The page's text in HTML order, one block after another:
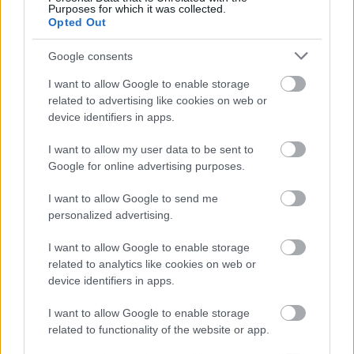
Purposes for which it was collected.
Opted Out
Google consents
I want to allow Google to enable storage
related to advertising like cookies on web or
device identifiers in apps.
I want to allow my user data to be sent to
Google for online advertising purposes.
I want to allow Google to send me
personalized advertising.
I want to allow Google to enable storage
related to analytics like cookies on web or
device identifiers in apps.
I want to allow Google to enable storage
related to functionality of the website or app.
ପୁଷ୍ଟିକର ତତ୍ତ୍ୱ ସ୍ଥୂଳତା, ମଧୁମେହ ଏବଂ କିଛି କର୍କଟ ରୋଗର ଆଶଙ୍କାକୁ
ହ୍ରାସ କରିପାରେ। ଏହାର ଫାଇବର ହଜମକୁ ସୁସ୍ଥ ରଖେ, ଏବଂ
ଆଣ୍ଟିଅକ୍ସିଡାଣ୍ଟ ଅକ୍ସିଡେଟିଭ ଚାପ ସହିତ ଲଢ଼ିଥାଏ।
ଡାଲି କିପରି ଦୀର୍ଘକାଳୀନ ରୋଗକୁ ରୋକିବାରେ ସାହାଯ୍ୟ କରେ ତାହା
ଏଠାରେ ମୁଖ୍ୟ ଉପାୟଗୁଡ଼ିକ ଦିଆଯାଇଛି:
ସ୍ତରକୁ ପ୍ରୋତ୍ସାହିତ କରେ।
ଆଣ୍ଟିଅକ୍ସିଡାଣ୍ଟ ମୁକ୍ତ ରେଡିକାଲ୍ସକୁ ନିରପେକ୍ଷ କରିଥାଏ, ଯାହା
ଏହାର ପ୍ରଦାହ-ବିରୋଧୀ ଗୁଣ ଦୀର୍ଘକାଳୀନ ସ୍ୱାସ୍ଥ୍ୟ ସମସ୍ୟାର
ଆଶଙ୍କାକୁ କମ କରିପାରେ।
ତତ୍ତ୍ୱ ସାମଗ୍ରିକ ସ୍ୱାସ୍ଥ୍ୟକୁ ସମର୍ଥନ କରେ।
ମସୁର ଡାଲି କର୍କଟ ରୋଗକୁ ମଧ୍ୟ ରୋକିବାରେ ସାହାଯ୍ୟ କରେ। ଏଥିରେ
ପ୍ରତିରକ୍ଷାକୁ ବୃଦ୍ଧି କରେ। ବାରମ୍ବାର ମସୁର ଡାଲି ଖାଇବା ଦ୍ୱାରା କର୍କଟ
ରୋଗର ଆଶଙ୍କା ହ୍ରାସ ପାଇଥାଏ ଏବଂ ସ୍ୱାସ୍ଥ୍ୟରେ ଉନ୍ନତି ଆସିଥାଏ।